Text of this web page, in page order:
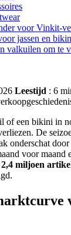
voor Vinkit-
jassen en
valkuilen om te
Leestijd : 6
of een bikini in
De
onderschat
voor maand
2,4 miljoen